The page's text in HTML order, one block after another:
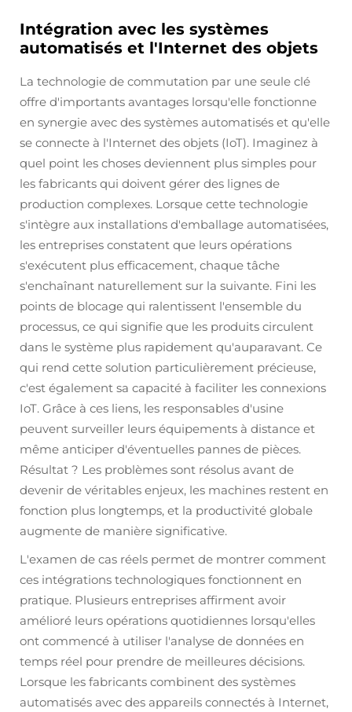
Intégration avec les systèmes
automatisés et l'Internet des objets
La technologie de commutation par une seule clé
offre d'importants avantages lorsqu'elle fonctionne
en synergie avec des systèmes automatisés et qu'elle
se connecte à l'Internet des objets (IoT). Imaginez à
quel point les choses deviennent plus simples pour
les fabricants qui doivent gérer des lignes de
production complexes. Lorsque cette technologie
s'intègre aux installations d'emballage automatisées,
les entreprises constatent que leurs opérations
s'exécutent plus efficacement, chaque tâche
s'enchaînant naturellement sur la suivante. Fini les
points de blocage qui ralentissent l'ensemble du
processus, ce qui signifie que les produits circulent
dans le système plus rapidement qu'auparavant. Ce
qui rend cette solution particulièrement précieuse,
c'est également sa capacité à faciliter les connexions
IoT. Grâce à ces liens, les responsables d'usine
peuvent surveiller leurs équipements à distance et
même anticiper d'éventuelles pannes de pièces.
Résultat ? Les problèmes sont résolus avant de
devenir de véritables enjeux, les machines restent en
fonction plus longtemps, et la productivité globale
augmente de manière significative.
L'examen de cas réels permet de montrer comment
ces intégrations technologiques fonctionnent en
pratique. Plusieurs entreprises affirment avoir
amélioré leurs opérations quotidiennes lorsqu'elles
ont commencé à utiliser l'analyse de données en
temps réel pour prendre de meilleures décisions.
Lorsque les fabricants combinent des systèmes
automatisés avec des appareils connectés à Internet,